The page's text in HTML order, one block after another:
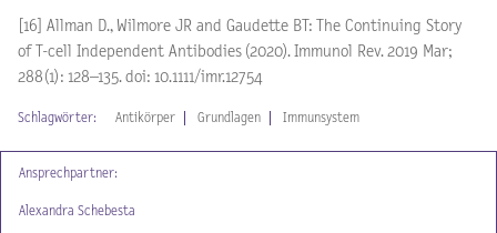
[16] Allman D., Wilmore JR and Gaudette BT: The Continuing Story
of T-cell Independent Antibodies (2020). Immunol Rev. 2019 Mar;
288(1): 128–135. doi: 10.1111/imr.12754
Schlagwörter: Antikörper Grundlagen Immunsystem
Ansprechpartner:
Alexandra Schebesta